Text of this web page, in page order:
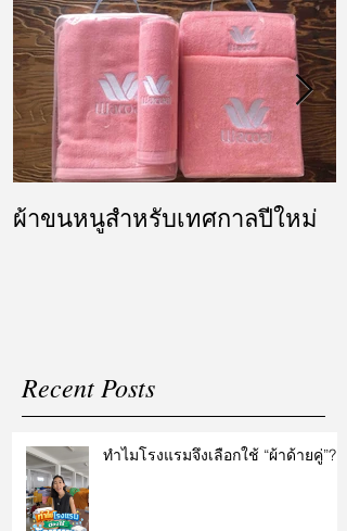
ผ้าขนหนูสำหรับเทศกาลปีใหม่
Recent Posts
ทำไมโรงแรมจึงเลือกใช้ “ผ้าด้ายคู่”?